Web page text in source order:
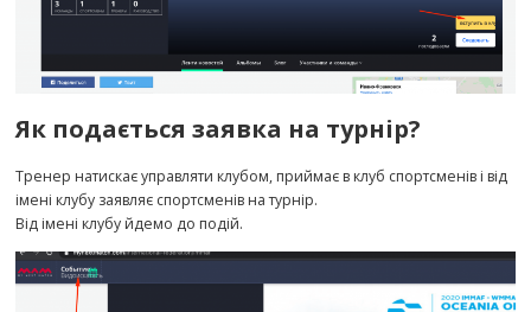
Як подається заявка на турнір?
Тренер натискає управляти клубом, приймає в клуб спортсменів і від
імені клубу заявляє спортсменів на турнір.
Від імені клубу йдемо до подій.